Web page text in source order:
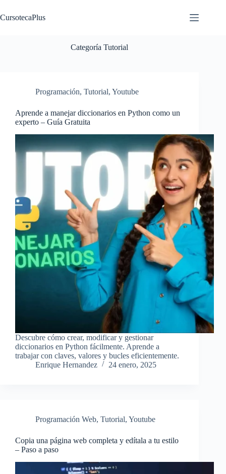
al
contenido
CursotecaPlus
Categoría Tutorial
Programación, Tutorial, Youtube
Aprende a manejar diccionarios en Python como un
experto – Guía Gratuita
Descubre cómo crear, modificar y gestionar
diccionarios en Python fácilmente. Aprende a
trabajar con claves, valores y bucles eficientemente.
Enrique Hernandez
24 enero, 2025
Programación Web, Tutorial, Youtube
Copia una página web completa y edítala a tu estilo
– Paso a paso